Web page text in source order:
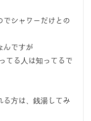
でシャワーだけとの
んですが
てる人は知ってるで
る方は、銭湯してみ